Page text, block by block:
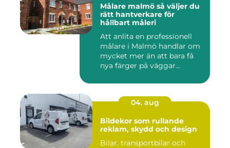
Målare malmö så väljer du
rätt hantverkare för
hållbart måleri
Att anlita en professionell
målare i Malmö handlar om
mycket mer än att bara få
nya färger på väggar...
04. aug
Bildekor som rullande
reklam, skydd och design
Bilar, transportbilar och